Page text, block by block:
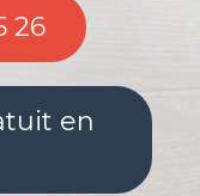
26
en